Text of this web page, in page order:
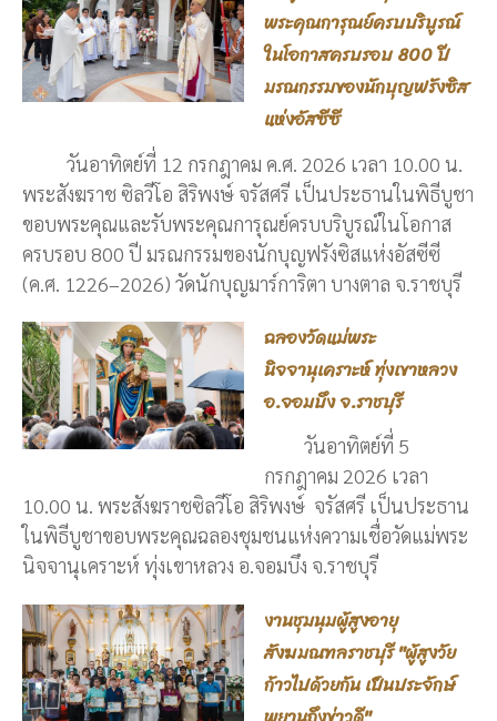
พระคุณการุณย์ครบบริบูรณ์
ในโอกาสครบรอบ 800 ปี
มรณกรรมของนักบุญฟรังซิส
แห่งอัสซีซี
วันอาทิตย์ที่ 12 กรกฎาคม ค.ศ. 2026 เวลา 10.00 น.
พระสังฆราช ซิลวีโอ สิริพงษ์ จรัสศรี เป็นประธานในพิธีบูชา
ขอบพระคุณและรับพระคุณการุณย์ครบบริบูรณ์ในโอกาส
ครบรอบ 800 ปี มรณกรรมของนักบุญฟรังซิสแห่งอัสซีซี
(ค.ศ. 1226–2026) วัดนักบุญมาร์การิตา บางตาล จ.ราชบุรี
ฉลองวัดแม่พระ
นิจจานุเคราะห์ ทุ่งเขาหลวง
อ.จอมบึง จ.ราชบุรี
วันอาทิตย์ที่ 5
กรกฎาคม 2026 เวลา
10.00 น. พระสังฆราชซิลวีโอ สิริพงษ์ จรัสศรี เป็นประธาน
ในพิธีบูชาขอบพระคุณฉลองชุมชนแห่งความเชื่อวัดแม่พระ
นิจจานุเคราะห์ ทุ่งเขาหลวง อ.จอมบึง จ.ราชบุรี
งานชุมนุมผู้สูงอายุ
สังฆมณฑลราชบุรี "ผู้สูงวัย
ก้าวไปด้วยกัน เป็นประจักษ์